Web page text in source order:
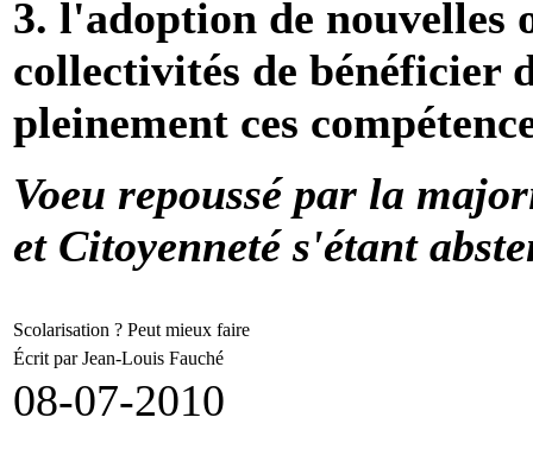
3. l'adoption de
collectivités de bénéficier
pleinement ces
Voeu repoussé par la
et Citoyenneté s'étant
Scolarisation ? Peut mieux faire
Écrit par Jean-Louis Fauché
08-07-2010